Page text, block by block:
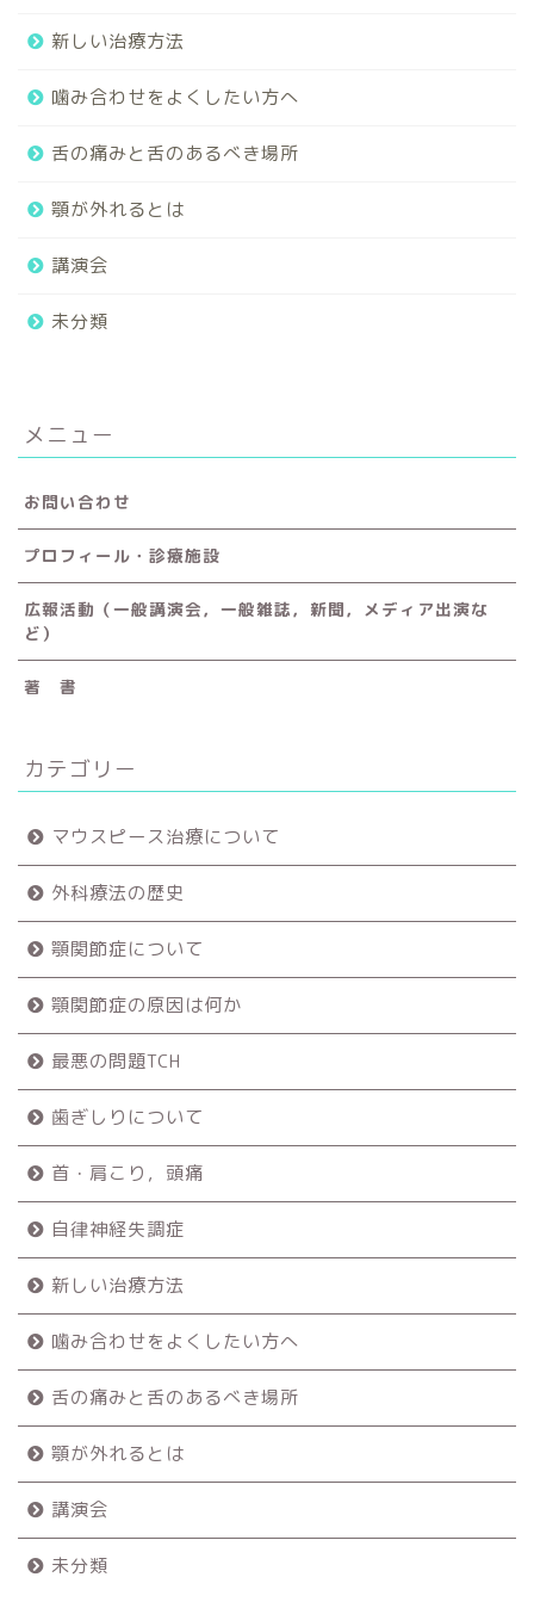
新しい治療方法
噛み合わせをよくしたい方へ
舌の痛みと舌のあるべき場所
顎が外れるとは
講演会
未分類
メニュー
お問い合わせ
プロフィール・診療施設
広報活動（一般講演会，一般雑誌，新聞，メディア出演な
ど）
著 書
カテゴリー
マウスピース治療について
外科療法の歴史
顎関節症について
顎関節症の原因は何か
最悪の問題TCH
歯ぎしりについて
首・肩こり，頭痛
自律神経失調症
新しい治療方法
噛み合わせをよくしたい方へ
舌の痛みと舌のあるべき場所
顎が外れるとは
講演会
未分類